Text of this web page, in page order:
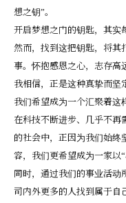
想之钥”。
开启梦想之门的钥匙，其实
然而，找到这把钥匙，将其
事。怀抱感恩之心，志存高
我相信，正是这种真挚而坚
我们希望成为一个汇聚着这
在科技不断进步、几乎不再
的社会中，正因为我们始终
容，我们更希望成为一家以“
同时，通过我们的事业活动
司内外更多的人找到属于自